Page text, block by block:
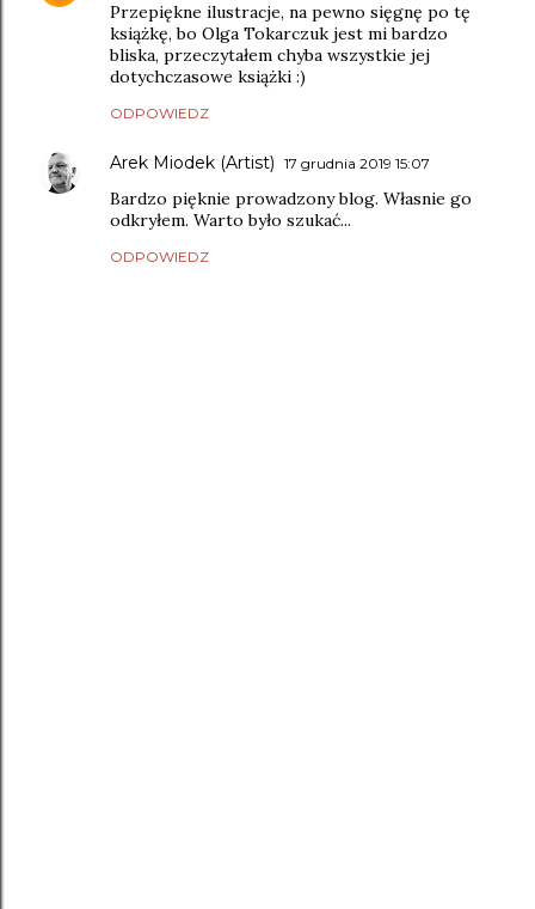
Przepiękne ilustracje, na pewno sięgnę po tę
książkę, bo Olga Tokarczuk jest mi bardzo
bliska, przeczytałem chyba wszystkie jej
dotychczasowe książki :)
ODPOWIEDZ
Arek Miodek (Artist) 17 grudnia 2019 15:07
Bardzo pięknie prowadzony blog. Własnie go
odkryłem. Warto było szukać...
ODPOWIEDZ